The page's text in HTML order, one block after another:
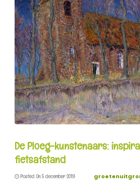
De Ploeg-kunstenaars:
fietsafstand
Posted On 5 december 2019